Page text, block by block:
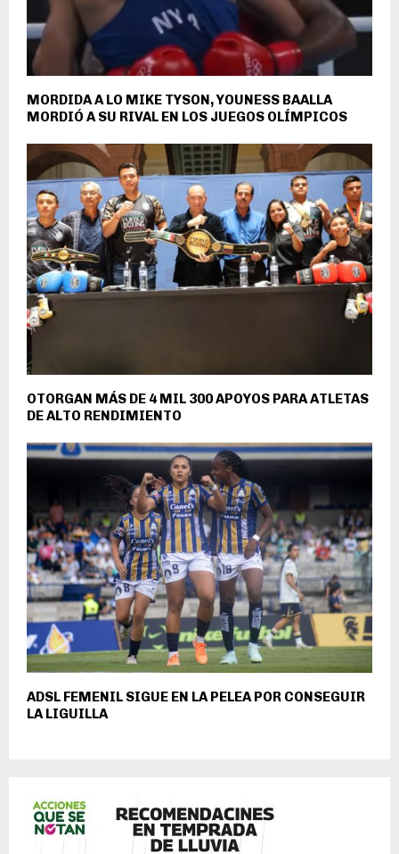
MORDIDA A LO MIKE TYSON, YOUNESS BAALLA
MORDIÓ A SU RIVAL EN LOS JUEGOS OLÍMPICOS
OTORGAN MÁS DE 4 MIL 300 APOYOS PARA ATLETAS
DE ALTO RENDIMIENTO
ADSL FEMENIL SIGUE EN LA PELEA POR CONSEGUIR
LA LIGUILLA